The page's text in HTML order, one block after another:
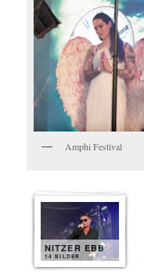
Amphi Festival
NITZER EBB
14 BILDER